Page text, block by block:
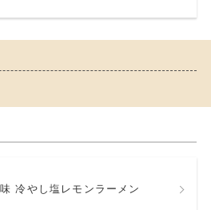
冷やし塩レモンラーメン